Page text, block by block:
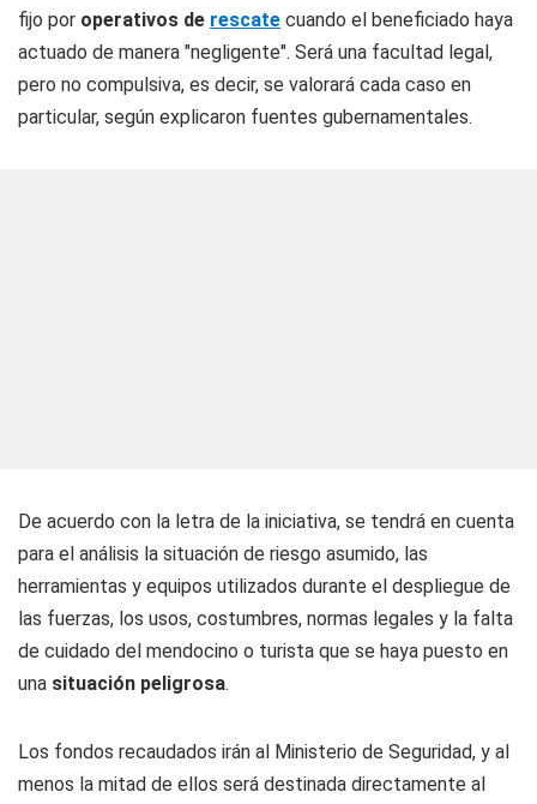
fijo por operativos de rescate cuando el beneficiado haya
actuado de manera "negligente". Será una facultad legal,
pero no compulsiva, es decir, se valorará cada caso en
particular, según explicaron fuentes gubernamentales.
De acuerdo con la letra de la iniciativa, se tendrá en cuenta
para el análisis la situación de riesgo asumido, las
herramientas y equipos utilizados durante el despliegue de
las fuerzas, los usos, costumbres, normas legales y la falta
de cuidado del mendocino o turista que se haya puesto en
una situación peligrosa.
Los fondos recaudados irán al Ministerio de Seguridad, y al
menos la mitad de ellos será destinada directamente al